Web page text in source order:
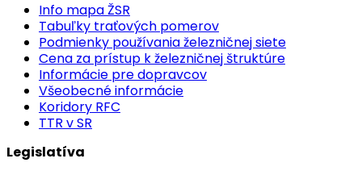
Info mapa ŽSR
Tabuľky traťových pomerov
Podmienky používania železničnej siete
Cena za prístup k železničnej štruktúre
Informácie pre dopravcov
Všeobecné informácie
Koridory RFC
TTR v SR
Legislatíva